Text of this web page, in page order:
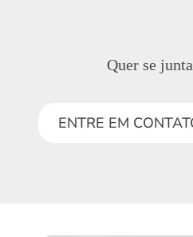
Quer se
ENTRE EM